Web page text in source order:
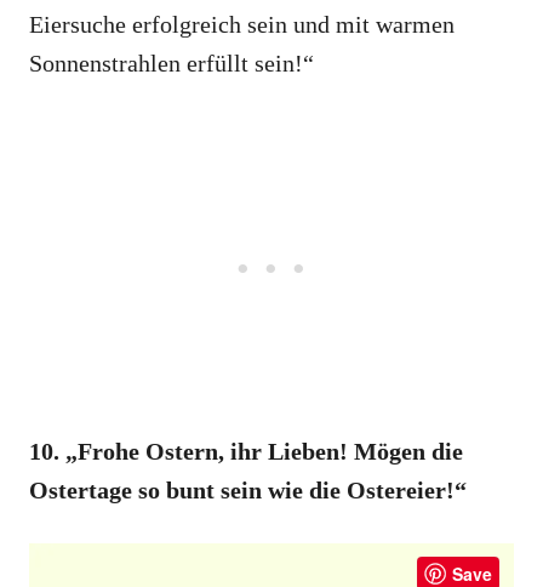
Eiersuche erfolgreich sein und mit warmen
Sonnenstrahlen erfüllt sein!“
10. „Frohe Ostern, ihr Lieben! Mögen die
Ostertage so bunt sein wie die Ostereier!“
Save